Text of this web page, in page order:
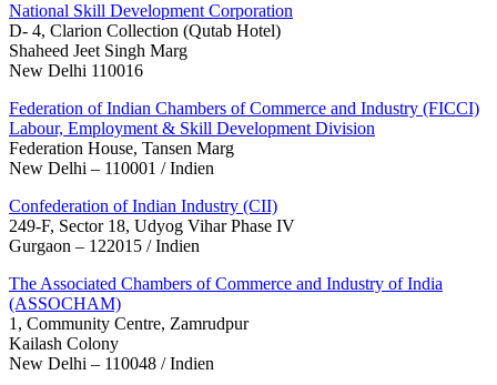
National Skill Development Corporation
D- 4, Clarion Collection (Qutab Hotel)
Shaheed Jeet Singh Marg
New Delhi 110016
Federation of Indian Chambers of Commerce and Industry (FICCI)
Labour, Employment & Skill Development Division
Federation House, Tansen Marg
New Delhi – 110001 / Indien
Confederation of Indian Industry (CII)
249-F, Sector 18, Udyog Vihar Phase IV
Gurgaon – 122015 / Indien
The Associated Chambers of Commerce and Industry of India
(ASSOCHAM)
1, Community Centre, Zamrudpur
Kailash Colony
New Delhi – 110048 / Indien